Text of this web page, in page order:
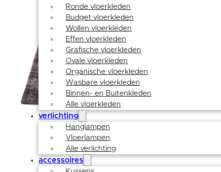
Ronde vloerkleden
Budget vloerkleden
Wollen vloerkleden
Effen vloerkleden
Grafische vloerkleden
Ovale vloerkleden
Organische vloerkleden
Wasbare vloerkleden
Binnen- en Buitenkleden
Alle vloerkleden
verlichting
Hanglampen
Vloerlampen
Alle verlichting
accessoires